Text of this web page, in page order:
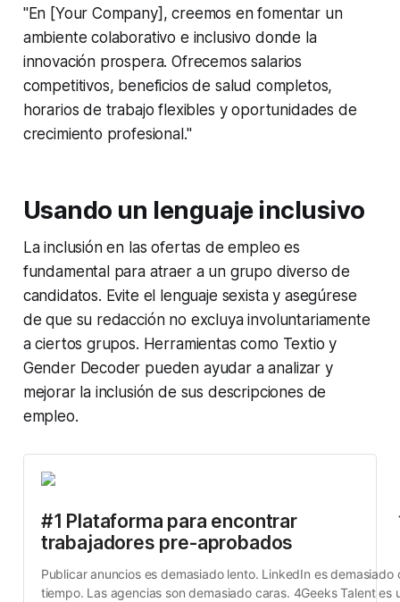
"En [Your Company], creemos en fomentar un
ambiente colaborativo e inclusivo donde la
innovación prospera. Ofrecemos salarios
competitivos, beneficios de salud completos,
horarios de trabajo flexibles y oportunidades de
crecimiento profesional."
Usando un lenguaje inclusivo
La inclusión en las ofertas de empleo es
fundamental para atraer a un grupo diverso de
candidatos. Evite el lenguaje sexista y asegúrese
de que su redacción no excluya involuntariamente
a ciertos grupos. Herramientas como Textio y
Gender Decoder pueden ayudar a analizar y
mejorar la inclusión de sus descripciones de
empleo.
#1 Plataforma para encontrar
trabajadores pre-aprobados
Publicar anuncios es demasiado lento. LinkedIn es demasiado
tiempo. Las agencias son demasiado caras. 4Geeks Talent es